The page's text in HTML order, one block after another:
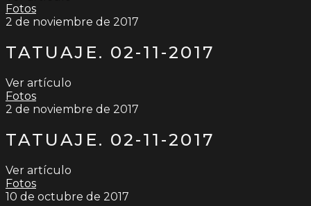
Fotos
2 de noviembre de 2017
TATUAJE. 02-11-2017
Ver artículo
Fotos
2 de noviembre de 2017
TATUAJE. 02-11-2017
Ver artículo
Fotos
10 de octubre de 2017